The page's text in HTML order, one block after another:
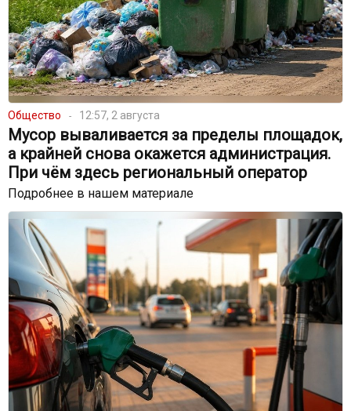
Общество 12:57, 2 августа
Мусор вываливается за пределы площадок,
а крайней снова окажется администрация.
При чём здесь региональный оператор
Подробнее в нашем материале